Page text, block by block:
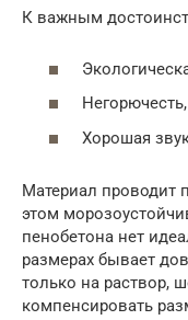
К важным
Негорючесть,
Хорошая
Материал проводит
этом
пенобетона нет
размерах бывает
только на раствор,
компенсировать